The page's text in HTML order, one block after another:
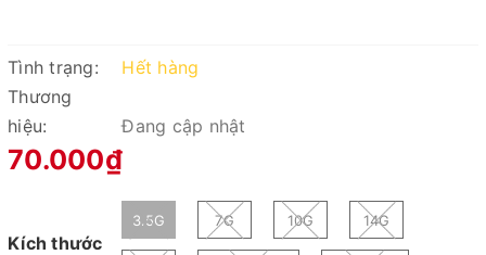
Tình trạng:
Hết hàng
Thương
hiệu:
Đang cập nhật
70.000₫
Kích thước
3.5G 7G 10G 14G